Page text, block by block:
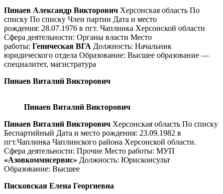
Пинаев Александр Викторович Херсонская область По
списку По списку Член партии Дата и место
рождения: 28.07.1976 в пгт. Чаплинка Херсонской области
Сфера деятельности: Органы власти Место
работы: Геническая ВГА Должность: Начальник
юридического отдела Образование: Высшее образование —
специалитет, магистратура
Пинаев Виталий Викторович
Пинаев Виталий Викторович
Пинаев Виталий Викторович Херсонская область По списку
Беспартийный Дата и место рождения: 23.09.1982 в
пгт.Чаплинка Чаплинского района Херсонской области.
Сфера деятельности: Прочие Место работы: МУП
«Азовкоммнсервис» Должность: Юрисконсульт
Образование: Высшее
Писковская Елена Георгиевна